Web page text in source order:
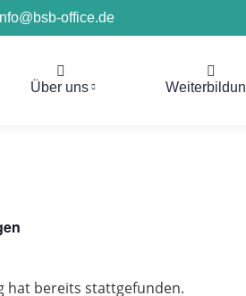
office.de
Über uns
hat bereits stattgefunden.